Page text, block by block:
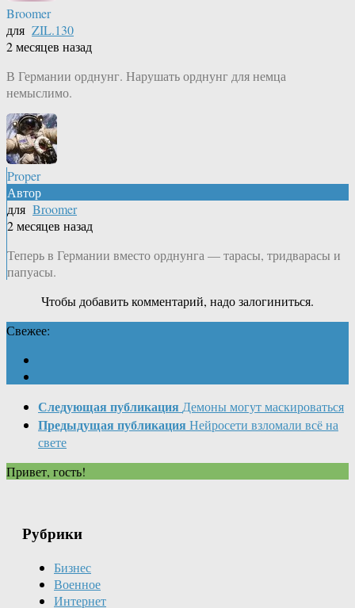
Broomer
для ZIL.130
2 месяцев назад
В Германии орднунг. Нарушать орднунг для немца
немыслимо.
Proper
Автор
для Broomer
2 месяцев назад
Теперь в Германии вместо орднунга — тарасы, тридварасы и
папуасы.
Чтобы добавить комментарий, надо залогиниться.
Свежее:
Следующая публикация Демоны могут маскироваться
Предыдущая публикация Нейросети взломали всё на
свете
Привет, гость!
Рубрики
Бизнес
Военное
Интернет